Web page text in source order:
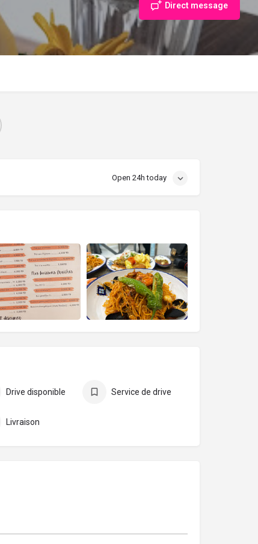
Direct message
Open 24h today
Drive disponible Service de drive
Livraison